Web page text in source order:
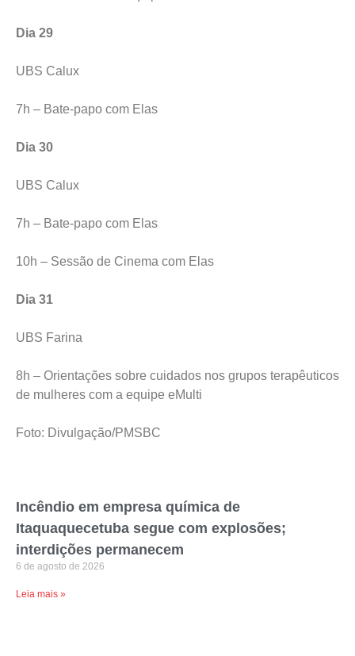
Dia 29
UBS Calux
7h – Bate-papo com Elas
Dia 30
UBS Calux
7h – Bate-papo com Elas
10h – Sessão de Cinema com Elas
Dia 31
UBS Farina
8h – Orientações sobre cuidados nos grupos terapêuticos
de mulheres com a equipe eMulti
Foto: Divulgação/PMSBC
Incêndio em empresa química de
Itaquaquecetuba segue com explosões;
interdições permanecem
6 de agosto de 2026
Leia mais »